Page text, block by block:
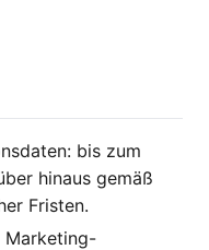
bis zum
hinaus gemäß
Fristen.
Marketing-